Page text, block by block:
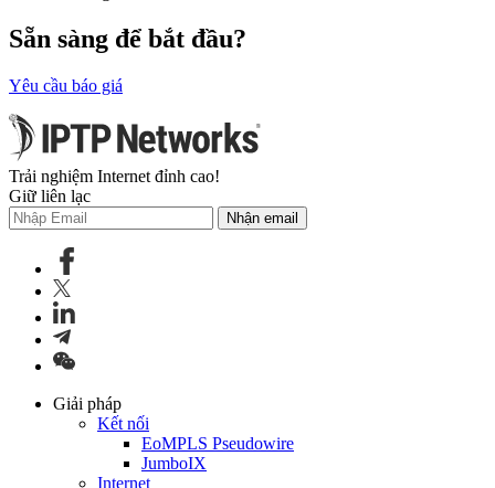
Sẵn sàng để bắt đầu?
Yêu cầu báo giá
Trải nghiệm Internet đỉnh cao!
Giữ liên lạc
Nhận email
Giải pháp
Kết nối
EoMPLS Pseudowire
JumboIX
Internet